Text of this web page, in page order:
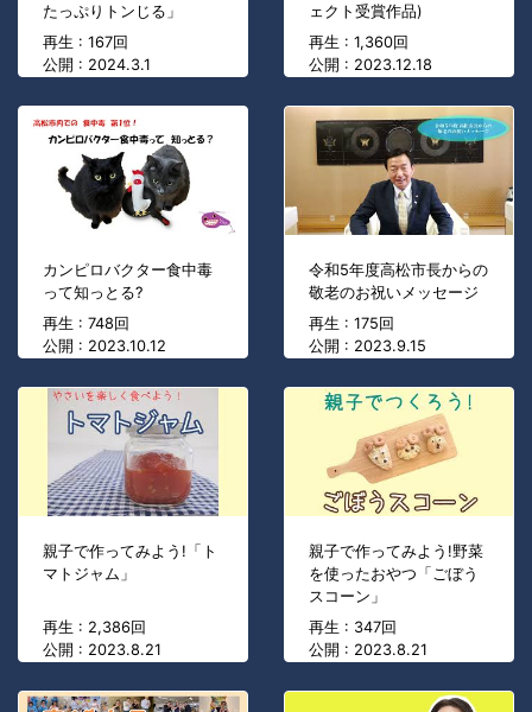
たっぷりトンじる」
再生 : 167回
公開 : 2024.3.1
ェクト受賞作品)
再生 : 1,360回
公開 : 2023.12.18
カンピロバクター食中毒
って知っとる?
再生 : 748回
公開 : 2023.10.12
令和5年度高松市長からの
敬老のお祝いメッセージ
再生 : 175回
公開 : 2023.9.15
親子で作ってみよう!「ト
マトジャム」
再生 : 2,386回
公開 : 2023.8.21
親子で作ってみよう!野菜
を使ったおやつ「ごぼう
スコーン」
再生 : 347回
公開 : 2023.8.21